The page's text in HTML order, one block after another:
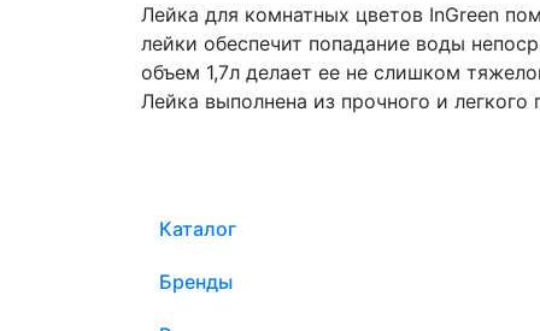
Лейка для комнатных цветов InGreen
лейки обеспечит попадание воды
объем 1,7л делает ее не слишком
Лейка выполнена из прочного и
Каталог
Бренды